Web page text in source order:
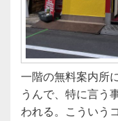
一階の無料案内所
うんで、特に言う
われる。こういう